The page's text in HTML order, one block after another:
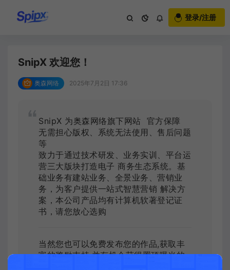
登录/注册
SnipX 欢迎您！
奥森网络 2025年7月2日 17:36
SnipX 为奥森网络旗下网站 官方保障
无需担心版权、系统无法使用、售后问题
等
致力于通过技术研发、业务实训、平台运
营三大版块打造电子 商务生态系统。基
础业务有建站业务、全景业务、营销业
务，为客户提供一站式智慧营销 解决方
案，本公司产品均有计算机软著登记证
书，请您放心选购
当然您也可以免费发布您的作品,获取丰
富的奖励支持,并有机会获得置顶曝光的